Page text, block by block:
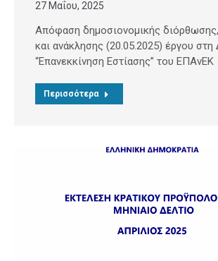
27 Μαΐου, 2025
Απόφαση δημοσιονομικής
και ανάκλησης (20.05.2025) έργου στη
“Επανεκκίνηση Εστίασης” του ΕΠΑνΕΚ
Περισσότερα